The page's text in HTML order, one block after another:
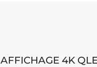
AFFICHAGE 4K